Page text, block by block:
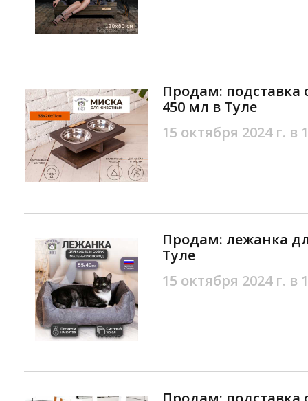
Продам: подставка
450 мл в Туле
15 октября 2024 г. в
Продам: лежанка
Туле
15 октября 2024 г. в